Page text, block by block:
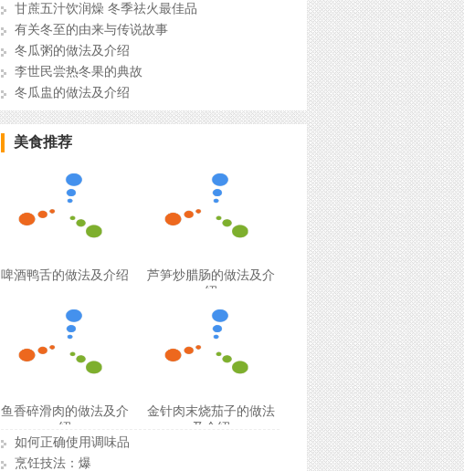
甘蔗五汁饮润燥 冬季祛火最佳品
有关冬至的由来与传说故事
冬瓜粥的做法及介绍
李世民尝热冬果的典故
冬瓜盅的做法及介绍
美食推荐
啤酒鸭舌的做法及介绍
芦笋炒腊肠的做法及介
绍
鱼香碎滑肉的做法及介
绍
金针肉末烧茄子的做法
及介绍
如何正确使用调味品
烹饪技法：爆